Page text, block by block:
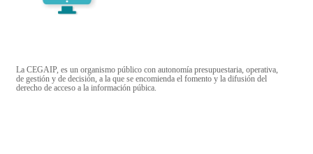
La CEGAIP, es un organismo público con autonomía presupuestaria, operativa,
de gestión y de decisión, a la que se encomienda el fomento y la difusión del
derecho de acceso a la información púbica.